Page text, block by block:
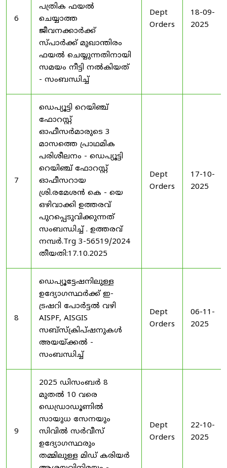
6
പത്രിക ഫയൽ
ചെയ്യാത്ത
ജീവനക്കാർക്ക്
സ്പാർക്ക് മുഖാന്തിരം
ഫയൽ ചെയ്യുന്നതിനായി
സമയം നീട്ടി നൽകിയത്
- സംബന്ധിച്ച്
Dept
Orders
18-09-
2025
7
ഡെപ്യൂട്ടി റെയിഞ്ച്
ഫോറസ്റ്റ്
ഓഫീസർമാരുടെ 3
മാസത്തെ പ്രാഥമിക
പരിശീലനം - ഡെപ്യൂട്ടി
റെയിഞ്ച് ഫോറസ്റ്റ്
ഓഫീസറായ
ശ്രി.രമേശൻ കെ - യെ
ഒഴിവാക്കി ഉത്തരവ്
പുറപ്പെടുവിക്കുന്നത്
സംബന്ധിച്ച് . ഉത്തരവ്
നമ്പർ.Trg 3-56519/2024
തീയതി:17.10.2025
Dept
Orders
17-10-
2025
8
ഡെപ്യൂട്ടേഷനിലുള്ള
ഉദ്യോഗസ്ഥർക്ക് ഇ-
ട്രഷറി പോർട്ടൽ വഴി
AISPF, AISGIS
സബ്‌സ്‌ക്രിപ്‌ഷനുകൾ
അയയ്ക്കൽ -
സംബന്ധിച്ച്
Dept
Orders
06-11-
2025
9
2025 ഡിസംബർ 8
മുതൽ 10 വരെ
ഡെഡ്രാഡൂണിൽ
സായുധ സേനയും
സിവിൽ സർവീസ്
ഉദ്യോഗസ്ഥരും
തമ്മിലുള്ള മിഡ് കരിയർ
Dept
Orders
22-10-
2025